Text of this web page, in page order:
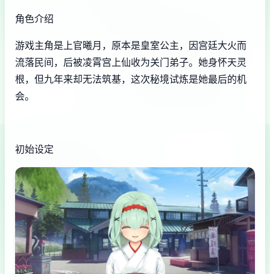
角色介绍
游戏主角是上官曦月，原本是皇室公主，因宫廷大火而
流落民间，后被凌霄宫上仙收为关门弟子。她身怀天灵
根，但九年来却无法筑基，这次秘境试炼是她最后的机
会。
初始设定